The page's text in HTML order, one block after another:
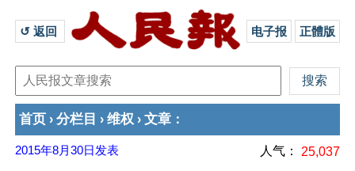
↺ 返回 电子报 正體版
首页 › 分栏目 › 维权 › 文章 ：
2015年8月30日 发表 人气： 25,037